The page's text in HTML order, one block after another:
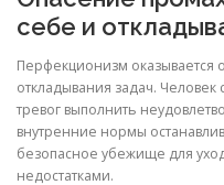
себе и
Перфекционизм оказывается
откладывания задач. Человек
тревог выполнить
внутренние нормы
безопасное убежище для
недостатками.